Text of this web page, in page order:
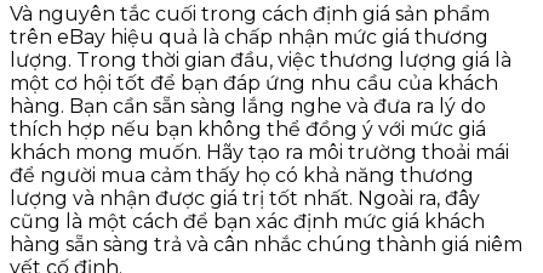
Và nguyên tắc cuối trong cách định giá sản phẩm
trên eBay hiệu quả là chấp nhận mức giá thương
lượng. Trong thời gian đầu, việc thương lượng giá là
một cơ hội tốt để bạn đáp ứng nhu cầu của khách
hàng. Bạn cần sẵn sàng lắng nghe và đưa ra lý do
thích hợp nếu bạn không thể đồng ý với mức giá
khách mong muốn. Hãy tạo ra môi trường thoải mái
để người mua cảm thấy họ có khả năng thương
lượng và nhận được giá trị tốt nhất. Ngoài ra, đây
cũng là một cách để bạn xác định mức giá khách
hàng sẵn sàng trả và cân nhắc chúng thành giá niêm
yết cố định.